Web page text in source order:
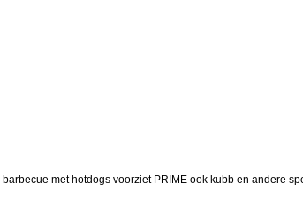
met hotdogs voorziet PRIME ook kubb en andere